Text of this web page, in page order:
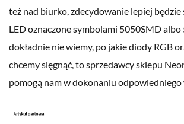
też nad biurko, zdecydowanie lepiej będzie
LED oznaczone symbolami 5050SMD albo
dokładnie nie wiemy, po jakie diody RGB
chcemy sięgnąć, to sprzedawcy sklepu
pomogą nam w dokonaniu